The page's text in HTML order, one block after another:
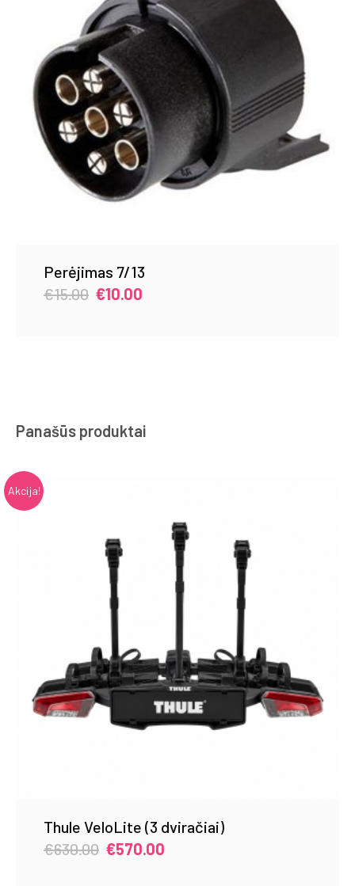
Perėjimas 7/13
€15.00 Original
€10.00
Panašūs produktai
Akcija!
Thule VeloLite (3 dviračiai)
€630.00 Original
€570.00